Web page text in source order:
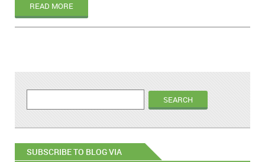
READ MORE
SUBSCRIBE TO BLOG VIA